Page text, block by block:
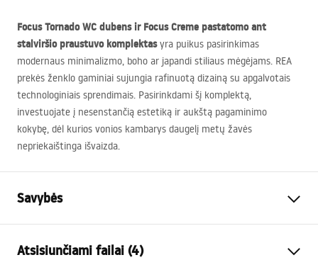
Focus Tornado WC dubens ir Focus Creme pastatomo ant
stalviršio praustuvo komplektasyra puikus pasirinkimas
modernaus minimalizmo, boho ar japandi stiliaus mėgėjams. REA
prekės ženklo gaminiai sujungia rafinuotą dizainą su apgalvotais
technologiniais sprendimais. Pasirinkdami šį komplektą,
investuojate į nesenstančią estetiką ir aukštą pagaminimo
kokybę, dėl kurios vonios kambarys daugelį metų žavės
nepriekaištinga išvaizda.
Savybės
Nuleidimo sistema
Atsisiunčiami failai (4)